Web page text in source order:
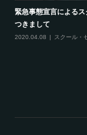
最新のお知らせ２つ
2020.02.19
ル・セミナー , ご報告,サ